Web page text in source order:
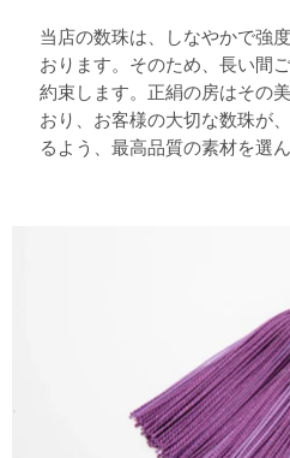
当店の数珠は、しなやかで強
おります。そのため、長い間
約束します。正絹の房はその
おり、お客様の大切な数珠が
るよう、最高品質の素材を選ん